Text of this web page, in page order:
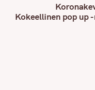
Kokeellinen pop up